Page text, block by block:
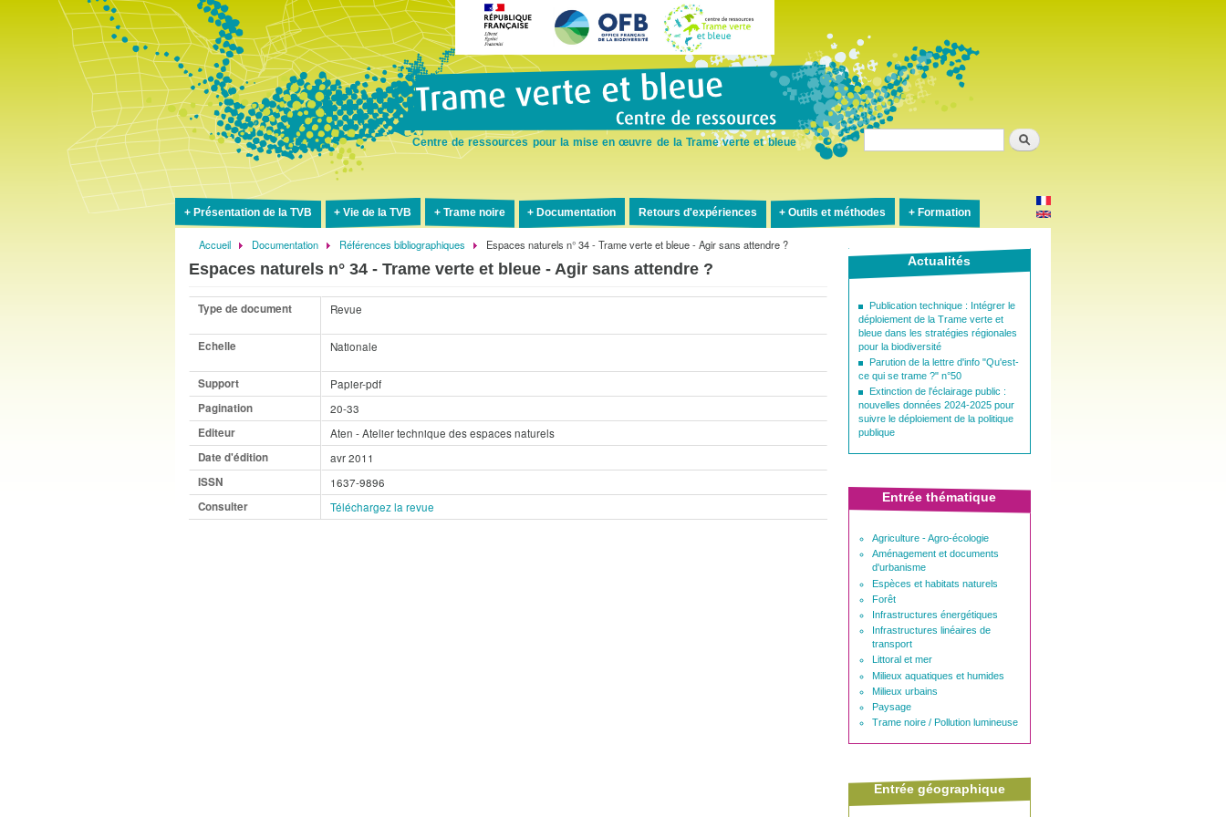
au
contenu
Centre de ressources pour la mise en œuvre de la Trame verte et bleue
Présentation de la TVB Vie de la TVB Trame noire Documentation Retours d'expériences Outils et méthodes Formation
Fil
d'Ariane
Accueil Documentation Références bibliographiques Espaces naturels n° 34 - Trame verte et bleue - Agir sans attendre ?
Espaces naturels n° 34 - Trame verte et bleue - Agir sans attendre ?
Type de document Revue
Echelle Nationale
Support
Papier-pdf
Pagination
20-33
Editeur
Aten - Atelier technique des espaces naturels
Date d'édition
avr 2011
ISSN
1637-9896
Consulter
Téléchargez la revue
Actualités
Publication technique : Intégrer le
déploiement de la Trame verte et
bleue dans les stratégies régionales
pour la biodiversité
Parution de la lettre d'info "Qu'est-
ce qui se trame ?" n°50
Extinction de l'éclairage public :
nouvelles données 2024-2025 pour
suivre le déploiement de la politique
publique
Entrée thématique
Agriculture - Agro-écologie
Aménagement et documents
d'urbanisme
Espèces et habitats naturels
Forêt
Infrastructures énergétiques
Infrastructures linéaires de
transport
Littoral et mer
Milieux aquatiques et humides
Milieux urbains
Paysage
Trame noire / Pollution lumineuse
Entrée géographique